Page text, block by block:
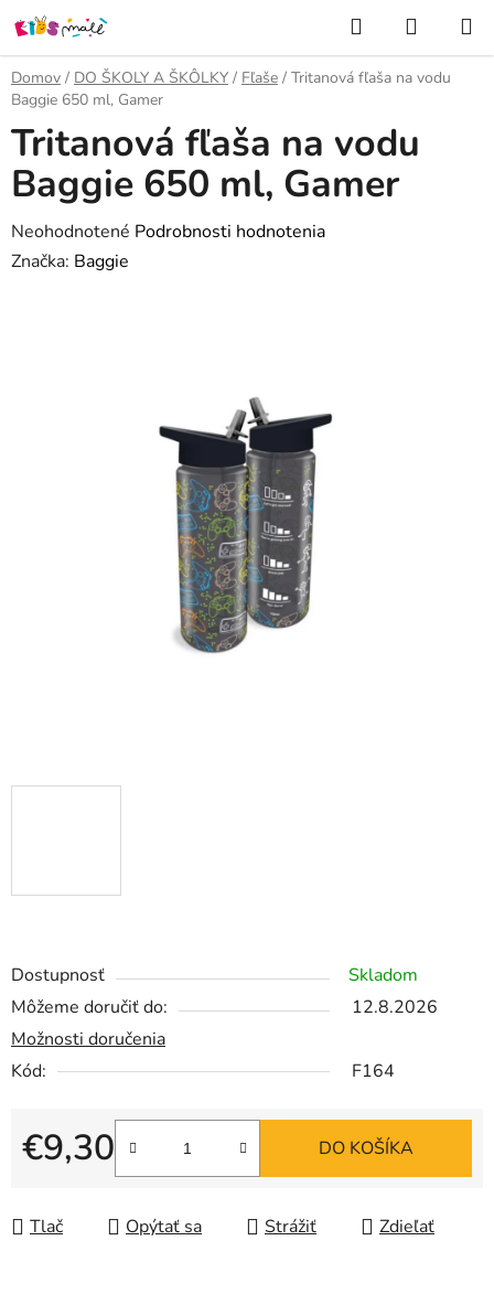
Prejsť
na
obsah
Hľadať
KOŠÍK
Domov / DO ŠKOLY A ŠKÔLKY / Fľaše / Tritanová fľaša na vodu
Baggie 650 ml, Gamer
Dostupnosť
Skladom
Môžeme doručiť do:
12.8.2026
Možnosti doručenia
Kód:
F164
€9,30
Jednotková cena:
DO KOŠÍKA
Tlač Opýtať sa Strážiť Zdieľať
Tritanová fľaša na vodu
Baggie 650 ml, Gamer
Priemerné
hodnotenie
Neohodnotené Podrobnosti hodnotenia
Značka: Baggie